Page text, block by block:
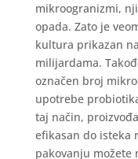
mikroogranizmi,
opada. Zato je
kultura prikazan
milijardama.
označen broj
upotrebe
taj način,
efikasan do isteka
pakovanju možete